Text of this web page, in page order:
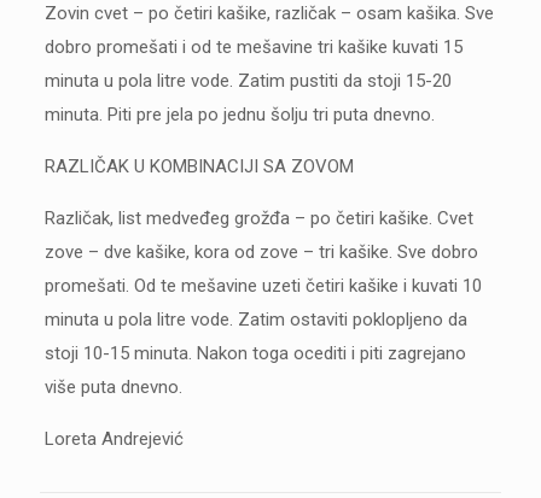
Zovin cvet – po četiri kašike, različak – osam kašika. Sve
dobro promešati i od te mešavine tri kašike kuvati 15
minuta u pola litre vode. Zatim pustiti da stoji 15-20
minuta. Piti pre jela po jednu šolju tri puta dnevno.
RAZLIČAK U KOMBINACIJI SA ZOVOM
Različak, list medveđeg grožđa – po četiri kašike. Cvet
zove – dve kašike, kora od zove – tri kašike. Sve dobro
promešati. Od te mešavine uzeti četiri kašike i kuvati 10
minuta u pola litre vode. Zatim ostaviti poklopljeno da
stoji 10-15 minuta. Nakon toga ocediti i piti zagrejano
više puta dnevno.
Loreta Andrejević